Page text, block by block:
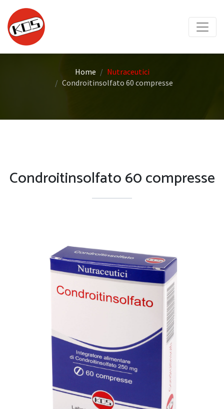
Home
Nutraceutici
Condroitinsolfato 60 compresse
Condroitinsolfato 60 compresse